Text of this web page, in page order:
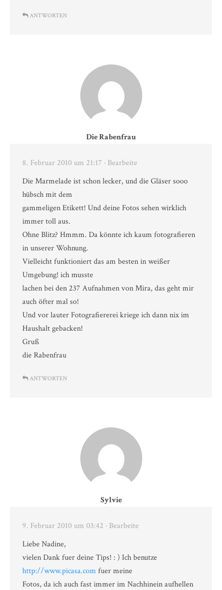
ANTWORTEN
Die Rabenfrau
8. Februar 2010 um 21:17 · Bearbeite
Die Marmelade ist schon lecker, und die Gläser sooo
hübsch mit dem
gammeligen Etikett! Und deine Fotos sehen wirklich
immer toll aus.
Ohne Blitz? Hmmm. Da könnte ich kaum fotografieren
in unserer Wohnung.
Vielleicht funktioniert das am besten in weißer
Umgebung! ich musste
lachen bei den 237 Aufnahmen von Mira, das geht mir
auch öfter mal so!
Und vor lauter Fotografiererei kriege ich dann nix im
Haushalt gebacken!
Gruß
die Rabenfrau
ANTWORTEN
Sylvie
9. Februar 2010 um 03:42 · Bearbeite
Liebe Nadine,
vielen Dank fuer deine Tips! : ) Ich benutze
http://www.picasa.com fuer meine
Fotos, da ich auch fast immer im Nachhinein aufhellen